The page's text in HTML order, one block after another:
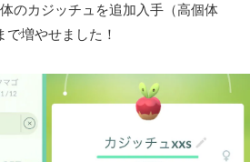
のカジッチュを追加入手（高個体
で増やせました！